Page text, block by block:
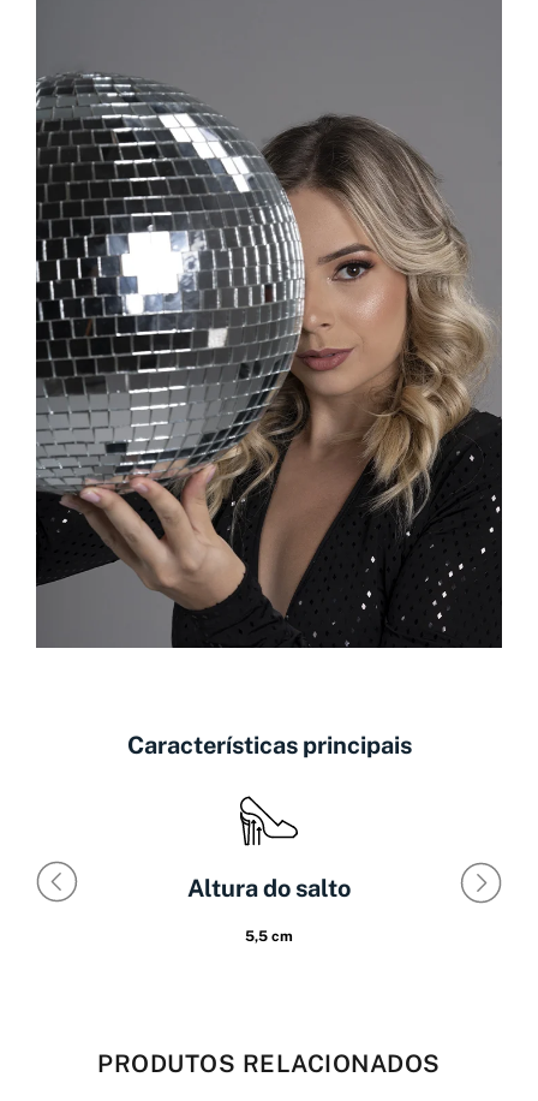
Características principais
Altura do salto
5,5 cm
PRODUTOS RELACIONADOS